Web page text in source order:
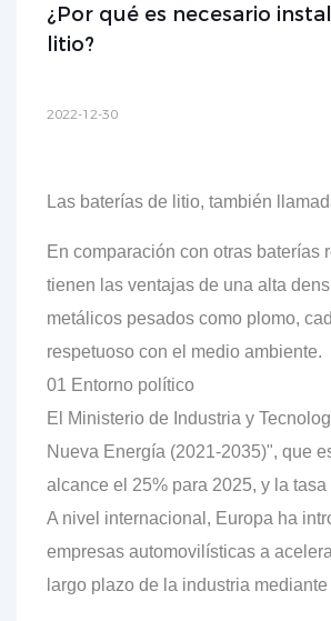
¿Por qué es necesario
litio?
2022-12-30
Las baterías de litio, también
En comparación con otras
tienen las ventajas de una alta
metálicos pesados ​​como plomo,
respetuoso con el medio ambiente.
01 Entorno político
El Ministerio de Industria y
Nueva Energía (2021-2035)", que
alcance el 25% para 2025, y la
A nivel internacional, Europa ha
empresas automovilísticas a
largo plazo de la industria